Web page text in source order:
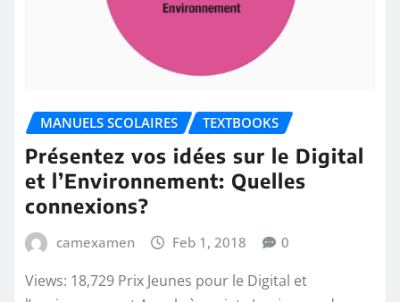
MANUELS SCOLAIRES TEXTBOOKS
Présentez vos idées sur le Digital
et l’Environnement: Quelles
connexions?
camexamen Feb 1, 2018 0
Views: 18,729 Prix Jeunes pour le Digital et